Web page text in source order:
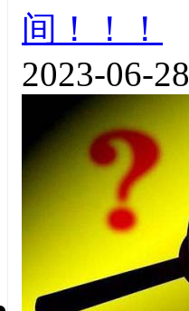
间！！！
2023-06-28